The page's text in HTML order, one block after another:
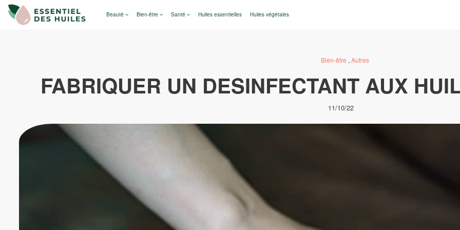
Beauté Bien-être Santé Huiles essentielles Huiles végétales
Bien-être , Autres
FABRIQUER UN DESINFECTANT AUX
11/10/22